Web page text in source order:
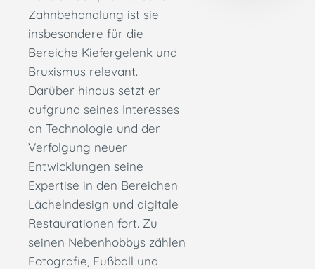
Zahnbehandlung ist sie
insbesondere für die
Bereiche Kiefergelenk und
Bruxismus relevant.
Darüber hinaus setzt er
aufgrund seines Interesses
an Technologie und der
Verfolgung neuer
Entwicklungen seine
Expertise in den Bereichen
Lächelndesign und digitale
Restaurationen fort. Zu
seinen Nebenhobbys zählen
Fotografie, Fußball und